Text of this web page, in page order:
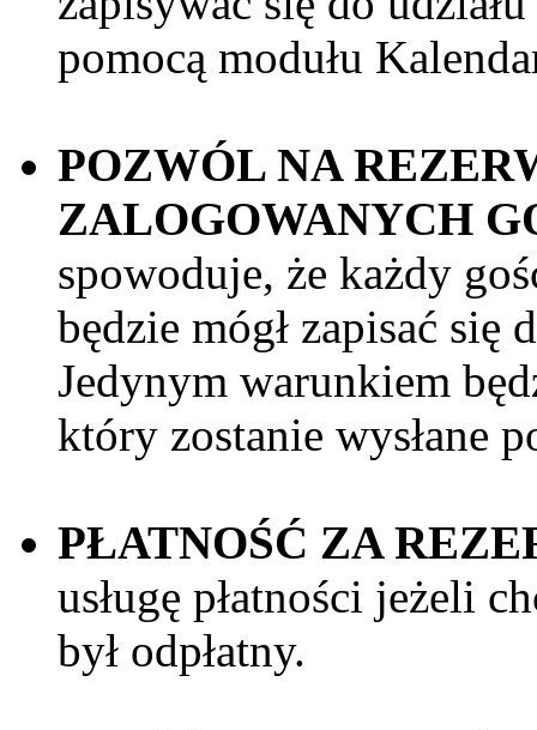
pomocą modułu
POZWÓL NA
ZALOGOWANYCH
spowoduje, że każdy
będzie mógł zapisać się
Jedynym warunkiem
który zostanie wysłane
PŁATNOŚĆ ZA
usługę płatności jeżeli
był odpłatny.